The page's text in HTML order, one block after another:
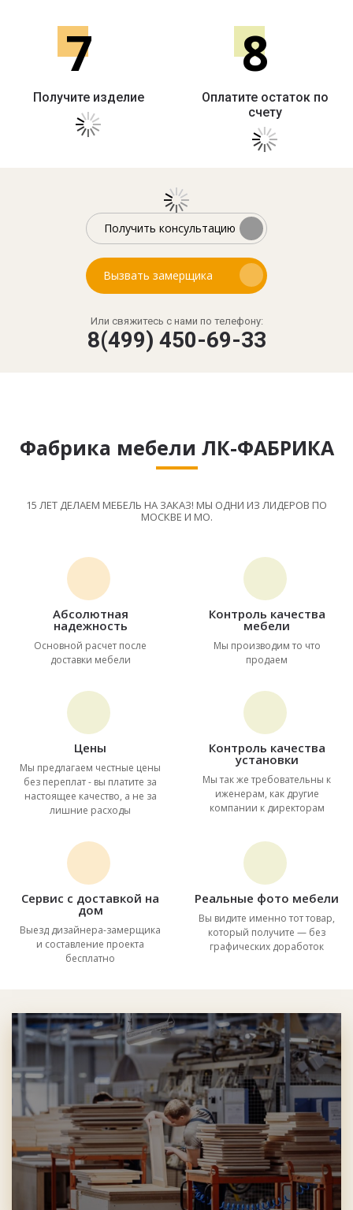
7
Получите изделие
8
Оплатите остаток по
счету
Получить консультацию
Вызвать замерщика
Или свяжитесь с нами по телефону:
8(499) 450-69-33
Фабрика мебели ЛК-ФАБРИКА
15 ЛЕТ ДЕЛАЕМ МЕБЕЛЬ НА ЗАКАЗ! МЫ ОДНИ ИЗ ЛИДЕРОВ ПО
МОСКВЕ И МО.
Абсолютная
надежность
Основной расчет после
доставки мебели
Контроль качества
мебели
Мы производим то что
продаем
Цены
Мы предлагаем честные цены
без переплат - вы платите за
настоящее качество, а не за
лишние расходы
Контроль качества
установки
Мы так же требовательны к
иженерам, как другие
компании к директорам
Сервис с доставкой на
дом
Выезд дизайнера-замерщика
и составление проекта
бесплатно
Реальные фото мебели
Вы видите именно тот товар,
который получите — без
графических доработок